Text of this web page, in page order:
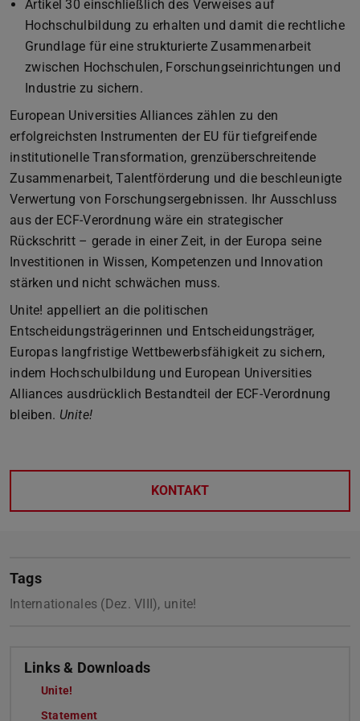
Artikel 30 einschließlich des Verweises auf
Hochschulbildung zu erhalten und damit die rechtliche
Grundlage für eine strukturierte Zusammenarbeit
zwischen Hochschulen, Forschungseinrichtungen und
Industrie zu sichern.
European Universities Alliances zählen zu den
erfolgreichsten Instrumenten der EU für tiefgreifende
institutionelle Transformation, grenzüberschreitende
Zusammenarbeit, Talentförderung und die beschleunigte
Verwertung von Forschungsergebnissen. Ihr Ausschluss
aus der ECF-Verordnung wäre ein strategischer
Rückschritt – gerade in einer Zeit, in der Europa seine
Investitionen in Wissen, Kompetenzen und Innovation
stärken und nicht schwächen muss.
Unite! appelliert an die politischen
Entscheidungsträgerinnen und Entscheidungsträger,
Europas langfristige Wettbewerbsfähigkeit zu sichern,
indem Hochschulbildung und European Universities
Alliances ausdrücklich Bestandteil der ECF-Verordnung
bleiben. Unite!
KONTAKT
Tags
Internationales (Dez. VIII), unite!
Links & Downloads
Unite!
Statement